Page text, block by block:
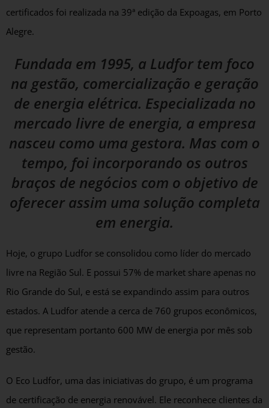
certificados foi realizada na 39ª edição da Expoagas, em Porto
Alegre.
Fundada em 1995, a Ludfor tem foco
na gestão, comercialização e geração
de energia elétrica. Especializada no
mercado livre de energia, a empresa
nasceu como uma gestora. Mas com o
tempo, foi incorporando os outros
braços de negócios com o objetivo de
oferecer assim uma solução completa
em energia.
Hoje, o grupo Ludfor se consolidou como líder do mercado
livre na Região Sul. E possui 57% de market share apenas no
Rio Grande do Sul, e está se expandindo assim para outros
estados. A Ludfor atende a cerca de 760 grupos econômicos,
que representam portanto 600 MW de energia por mês sob
gestão.
O Eco Ludfor, uma das iniciativas do grupo, é um programa
de certificação de energia renovável. Ele reconhece clientes da